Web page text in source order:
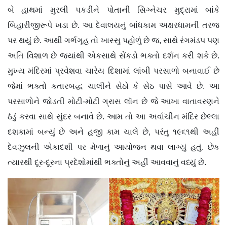
બે હાથમાં મુરલી પકડીને પોતાની સિગ્નેચર મુદ્રામાં બાંકે
બિહારીજીરૂપે ખડા છે. આ દેવાલયનું બાંધકામ અક્ષરધામની તરજ
પર થયું છે. આથી ગર્ભગૃહ તો ખાસ્સુ પહોળું છે જ, સાથે રંગમંડપ પણ
અતિ વિશાળ છે જ્યાંથી એકસાથે સેંકડો ભક્તો દર્શન કરી શકે છે.
મુખ્ય મંદિરમાં પ્રવેશવા ચારેય દિશામાં લાંબી પરસાળો બનાવાઈ છે
જેમાં ભક્તો કતારબદ્ધ ચાલીને સેઠો કે સેઠ પાસે આવે છે. આ
પરસાળોને જોડતી મોટી-મોટી ગ્રાસ લૉન છે જે આખા વાતાવરણને
ઠંડું કરવા સાથે સુંદર બનાવે છે. આમ તો આ અર્વાચીન મંદિર છેલ્લા
દશકામાં બન્યું છે અને હજી કામ ચાલે છે, પરંતુ ૧૯૬૧થી અહીં
દેવઝુલની એકાદશી પર મેળાનું આયોજન થવા લાગ્યું હતું. છેક
ત્યારથી દૂર-દૂરના પ્રદેશોમાંથી ભક્તોનું અહીં આવવાનું વધ્યું છે.